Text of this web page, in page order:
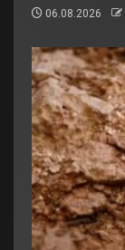
06.08.2026